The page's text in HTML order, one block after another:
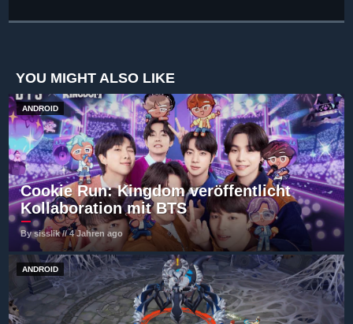
YOU MIGHT ALSO LIKE
ANDROID
Cookie Run: Kingdom veröffentlicht
Kollaboration mit BTS
By sisslik // 4 Jahren ago
ANDROID